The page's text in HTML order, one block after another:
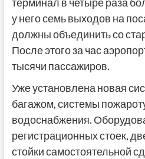
терминал в четыре раза
у него семь выходов на
должны объединить со
После этого за час
тысячи пассажиров.
Уже установлена новая
багажом, системы
водоснабжения.
регистрационных стоек,
стойки самостоятельной